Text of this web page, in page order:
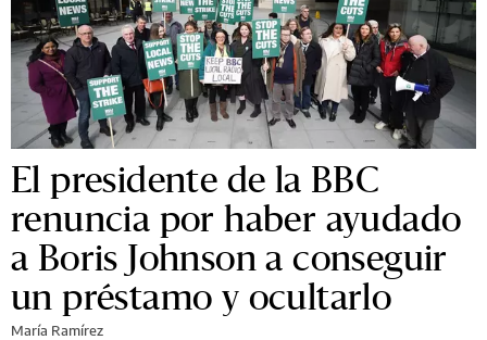
El presidente de la BBC
renuncia por haber ayudado
a Boris Johnson a conseguir
un préstamo y ocultarlo
María Ramírez